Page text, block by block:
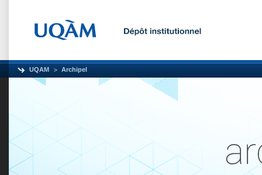
UQAM Archipel